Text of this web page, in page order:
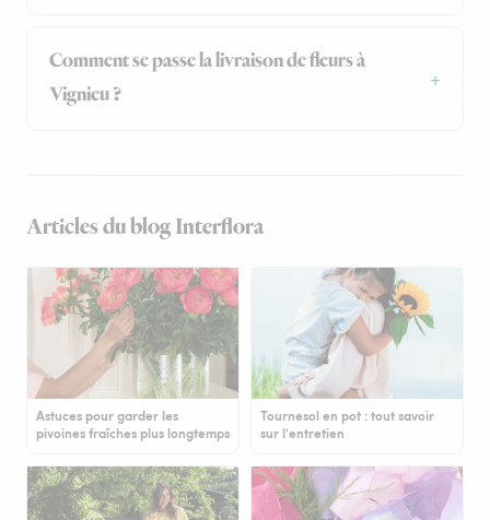
Comment se passe la livraison de fleurs à
Vignieu ?
Articles du blog Interflora
Astuces pour garder les
pivoines fraîches plus longtemps
Tournesol en pot : tout savoir
sur l'entretien